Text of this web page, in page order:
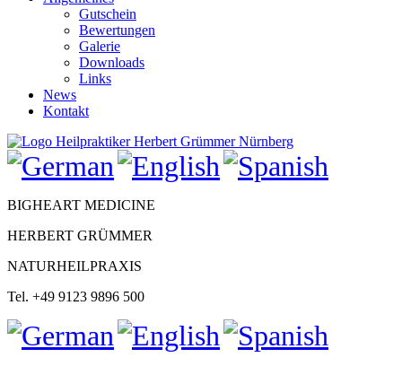
Gutschein
Bewertungen
Galerie
Downloads
Links
News
Kontakt
BIGHEART MEDICINE
HERBERT GRÜMMER
NATURHEILPRAXIS
Tel. +49 9123 9896 500